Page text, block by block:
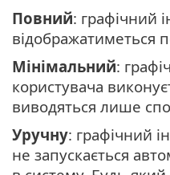
Повний: графічний
відображатиметься
Мінімальний:
користувача
виводяться лише
Уручну: графічний
не запускається